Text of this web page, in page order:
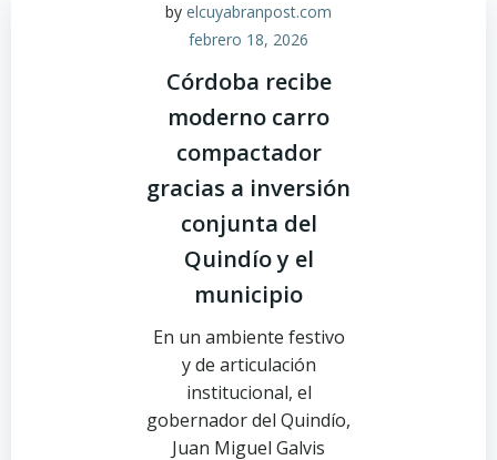
by elcuyabranpost.com
febrero 18, 2026
Córdoba recibe
moderno carro
compactador
gracias a inversión
conjunta del
Quindío y el
municipio
En un ambiente festivo
y de articulación
institucional, el
gobernador del Quindío,
Juan Miguel Galvis